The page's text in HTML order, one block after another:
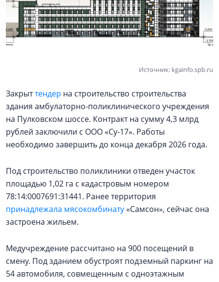
Источник: kgainfo.spb.ru
Закрыттендер на строительство строительства
здания амбулаторно-поликлинического учреждения
на Пулковском шоссе. Контракт на сумму 4,3 млрд
рублей заключили с ООО «Су-17». Работы
необходимо завершить до конца декабря 2026 года.
Под строительство поликлиники отведен участок
площадью 1,02 га с кадастровым номером
78:14:0007691:31441. Ранее территория
принадлежала мясокомбинату«Самсон», сейчас она
застроена жильем.
Медучреждение рассчитано на 900 посещений в
смену. Под зданием обустроят подземный паркинг на
54 автомобиля, совмещенным с одноэтажным